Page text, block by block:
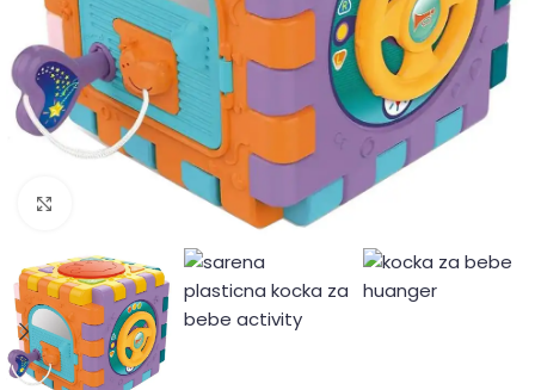
Click to enlarge